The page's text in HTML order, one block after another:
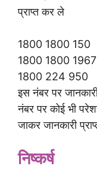
प्राप्त कर ले
1800 1800 150
1800 1800 1967
1800 224 950
इस नंबर पर
नंबर पर कोई भी
जाकर जानकारी
निष्कर्ष